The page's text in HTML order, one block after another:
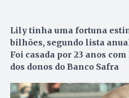
Lily tinha uma fortuna
bilhões, segundo lista
Foi casada por 23 anos
dos donos do Banco Safra